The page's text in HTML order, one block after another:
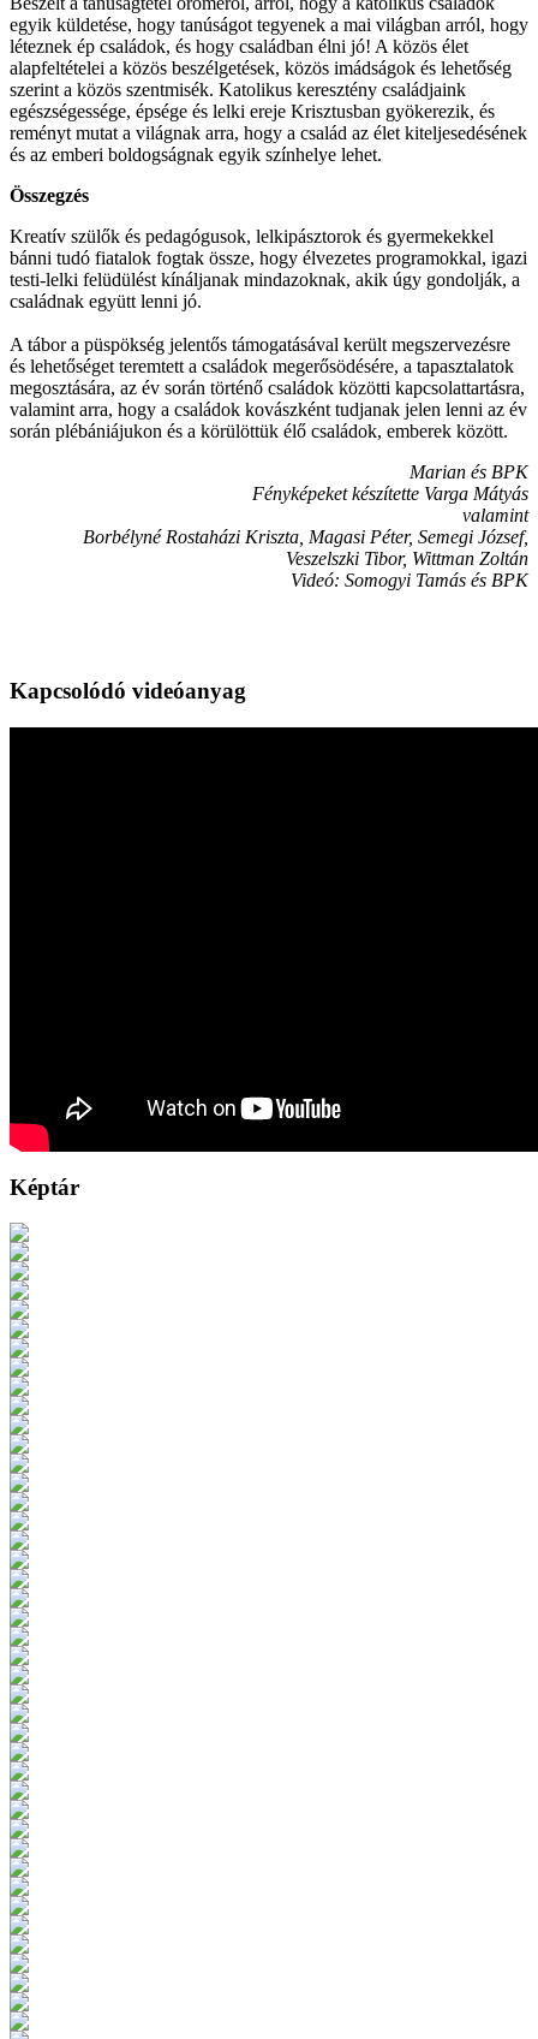
egyik küldetése, hogy tanúságot tegyenek a mai világban arról, hogy
léteznek ép családok, és hogy családban élni jó! A közös élet
alapfeltételei a közös beszélgetések, közös imádságok és lehetőség
szerint a közös szentmisék. Katolikus keresztény családjaink
egészségessége, épsége és lelki ereje Krisztusban gyökerezik, és
reményt mutat a világnak arra, hogy a család az élet kiteljesedésének
és az emberi boldogságnak egyik színhelye lehet.
Összegzés
Kreatív szülők és pedagógusok, lelkipásztorok és gyermekekkel
bánni tudó fiatalok fogtak össze, hogy élvezetes programokkal, igazi
testi-lelki felüdülést kínáljanak mindazoknak, akik úgy gondolják, a
családnak együtt lenni jó.
A tábor a püspökség jelentős támogatásával került megszervezésre
és lehetőséget teremtett a családok megerősödésére, a tapasztalatok
megosztására, az év során történő családok közötti kapcsolattartásra,
valamint arra, hogy a családok kovászként tudjanak jelen lenni az év
során plébániájukon és a körülöttük élő családok, emberek között.
Marian és BPK
Fényképeket készítette Varga Mátyás
valamint
Borbélyné Rostaházi Kriszta, Magasi Péter, Semegi József,
Veszelszki Tibor, Wittman Zoltán
Videó: Somogyi Tamás és BPK
Kapcsolódó videóanyag
Képtár